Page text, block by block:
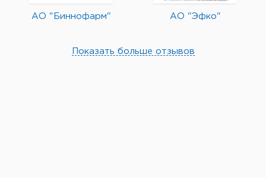
АО "Биннофарм" АО "Эфко"
Показать больше отзывов